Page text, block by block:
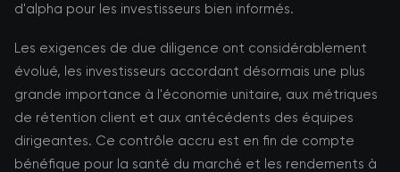
d'alpha pour les investisseurs bien informés.
Les exigences de due diligence ont considérablement
évolué, les investisseurs accordant désormais une plus
grande importance à l'économie unitaire, aux métriques
de rétention client et aux antécédents des équipes
dirigeantes. Ce contrôle accru est en fin de compte
bénéfique pour la santé du marché et les rendements à